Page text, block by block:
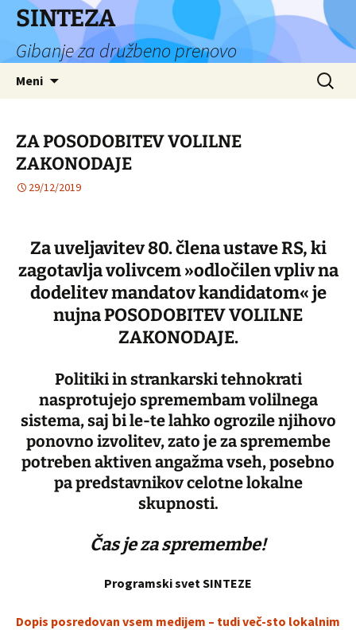
Preskoči
vsebino
SINTEZA
Gibanje za družbeno prenovo
Meni Išči:
ZA POSODOBITEV VOLILNE
ZAKONODAJE
29/12/2019
Za uveljavitev 80. člena ustave RS, ki
zagotavlja volivcem »odločilen vpliv na
dodelitev mandatov kandidatom« je
nujna POSODOBITEV VOLILNE
ZAKONODAJE.
Politiki in strankarski tehnokrati
nasprotujejo spremembam volilnega
sistema, saj bi le-te lahko ogrozile njihovo
ponovno izvolitev,zato je za spremembe
potreben aktiven angažma vseh, posebno
pa predstavnikov celotne lokalne
skupnosti.
Čas je za spremembe!
Programski svet SINTEZE
Dopis posredovan vsem medijem – tudi več-sto lokalnim